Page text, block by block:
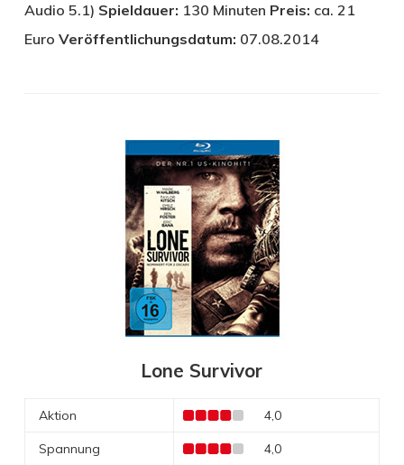
Audio 5.1) Spieldauer: 130 Minuten Preis: ca. 21
Euro Veröffentlichungsdatum: 07.08.2014
Lone Survivor
Aktion 4,0
Spannung 4,0